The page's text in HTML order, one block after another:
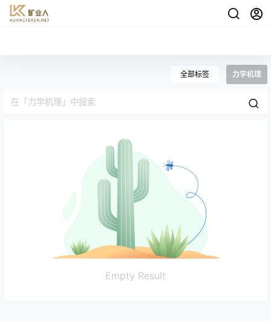
全部标签 力学机理
Empty Result